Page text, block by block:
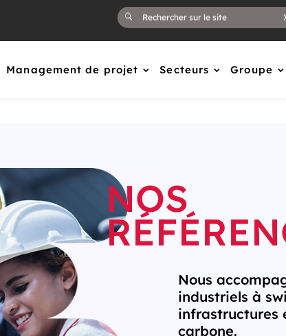
Management de projet Secteurs Groupe
NOS
Nous
industriels à
infrastructures
carbone.